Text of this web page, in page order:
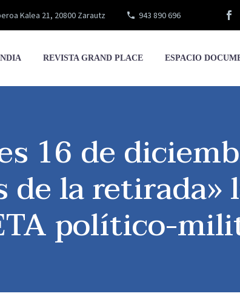
Kalea 21, 20800 Zarautz 943 890 696
REVISTA GRAND PLACE ESPACIO
16 de
de la retirada»
político-